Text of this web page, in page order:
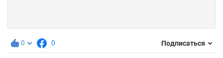
0 0 Подписаться